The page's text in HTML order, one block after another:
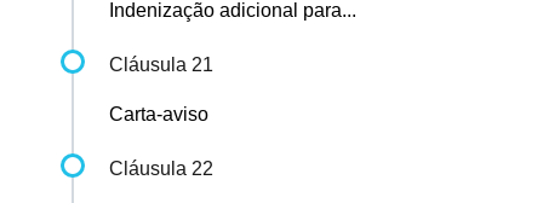
Indenização adicional para...
Cláusula 21
Carta-aviso
Cláusula 22